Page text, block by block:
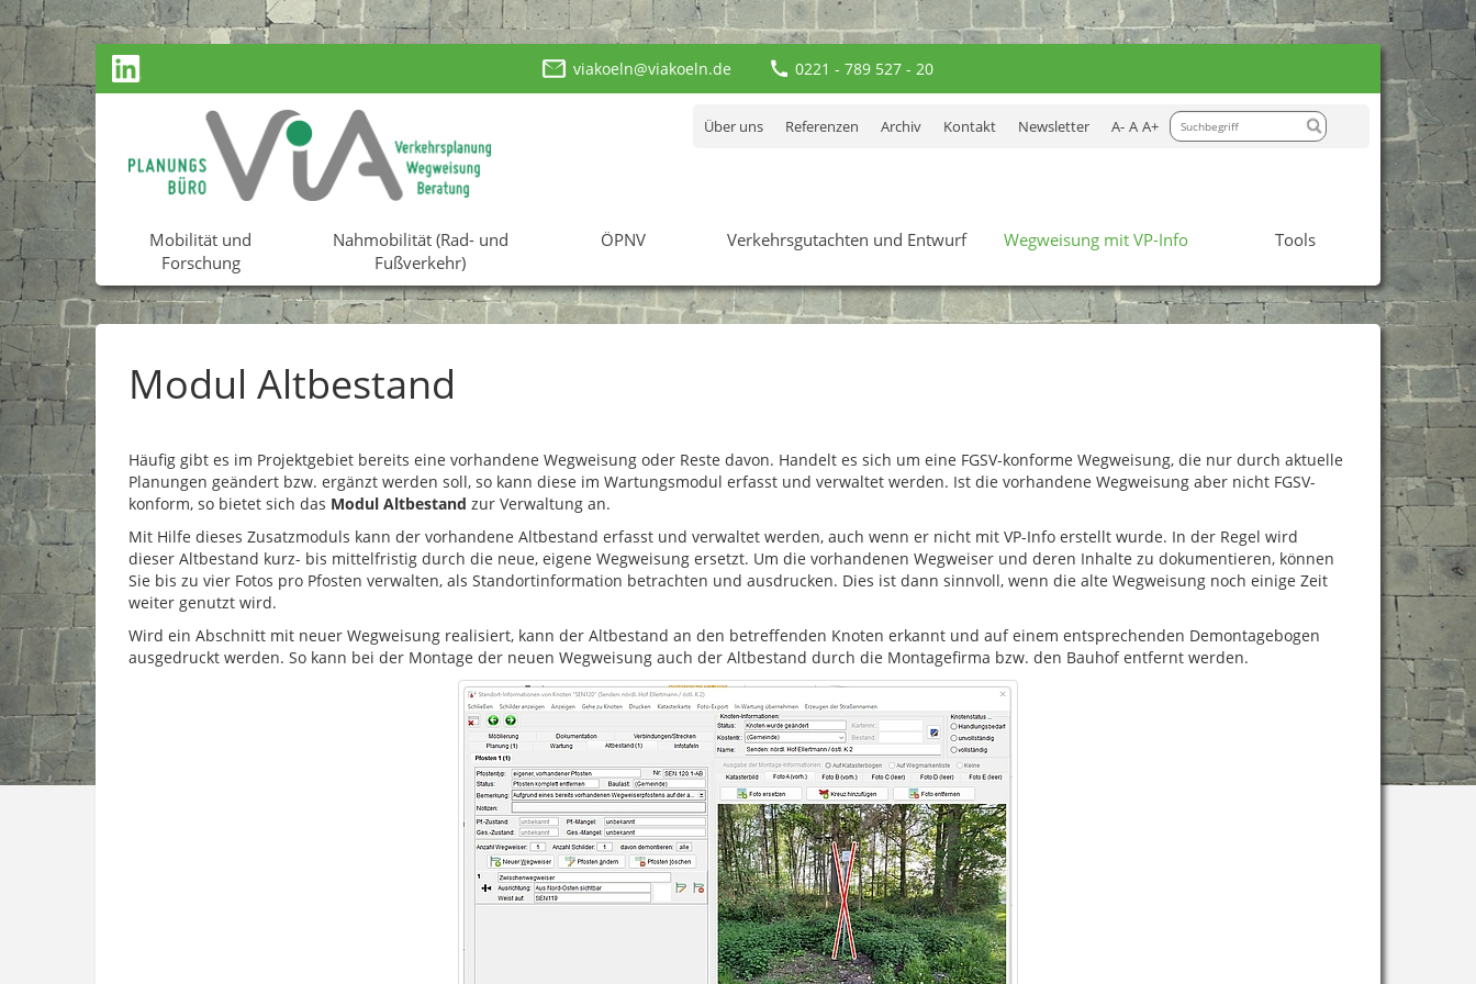
viakoeln@viakoeln.de 0221 - 789 527 - 20
Über uns Referenzen Archiv Kontakt Newsletter A- A A+
Mobilität und
Forschung
Nahmobilität (Rad- und
Fußverkehr)
ÖPNV Verkehrsgutachten und Entwurf Wegweisung mit VP-Info Tools
Zurück Weiter
Modul Altbestand
Häufig gibt es im Projektgebiet bereits eine vorhandene Wegweisung oder Reste davon. Handelt es sich um eine FGSV-konforme Wegweisung, die nur durch aktuelle
Planungen geändert bzw. ergänzt werden soll, so kann diese im Wartungsmodul erfasst und verwaltet werden. Ist die vorhandene Wegweisung aber nicht FGSV-
konform, so bietet sich das Modul Altbestand zur Verwaltung an.
Mit Hilfe dieses Zusatzmoduls kann der vorhandene Altbestand erfasst und verwaltet werden, auch wenn er nicht mit VP-Info erstellt wurde. In der Regel wird
dieser Altbestand kurz- bis mittelfristig durch die neue, eigene Wegweisung ersetzt. Um die vorhandenen Wegweiser und deren Inhalte zu dokumentieren, können
Sie bis zu vier Fotos pro Pfosten verwalten, als Standortinformation betrachten und ausdrucken. Dies ist dann sinnvoll, wenn die alte Wegweisung noch einige Zeit
weiter genutzt wird.
Wird ein Abschnitt mit neuer Wegweisung realisiert, kann der Altbestand an den betreffenden Knoten erkannt und auf einem entsprechenden Demontagebogen
ausgedruckt werden. So kann bei der Montage der neuen Wegweisung auch der Altbestand durch die Montagefirma bzw. den Bauhof entfernt werden.